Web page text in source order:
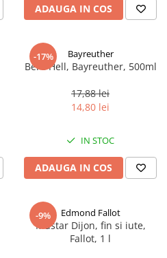
ADAUGA IN COS
-17% Bayreuther
Bere Hell, Bayreuther, 500ml
17,88 lei
14,80 lei
IN STOC
ADAUGA IN COS
-9% Edmond Fallot
Mustar Dijon, fin si iute,
Fallot, 1 l